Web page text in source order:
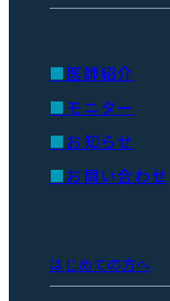
医師紹介
モニター
お知らせ
お問い合わせ
はじめての方へ